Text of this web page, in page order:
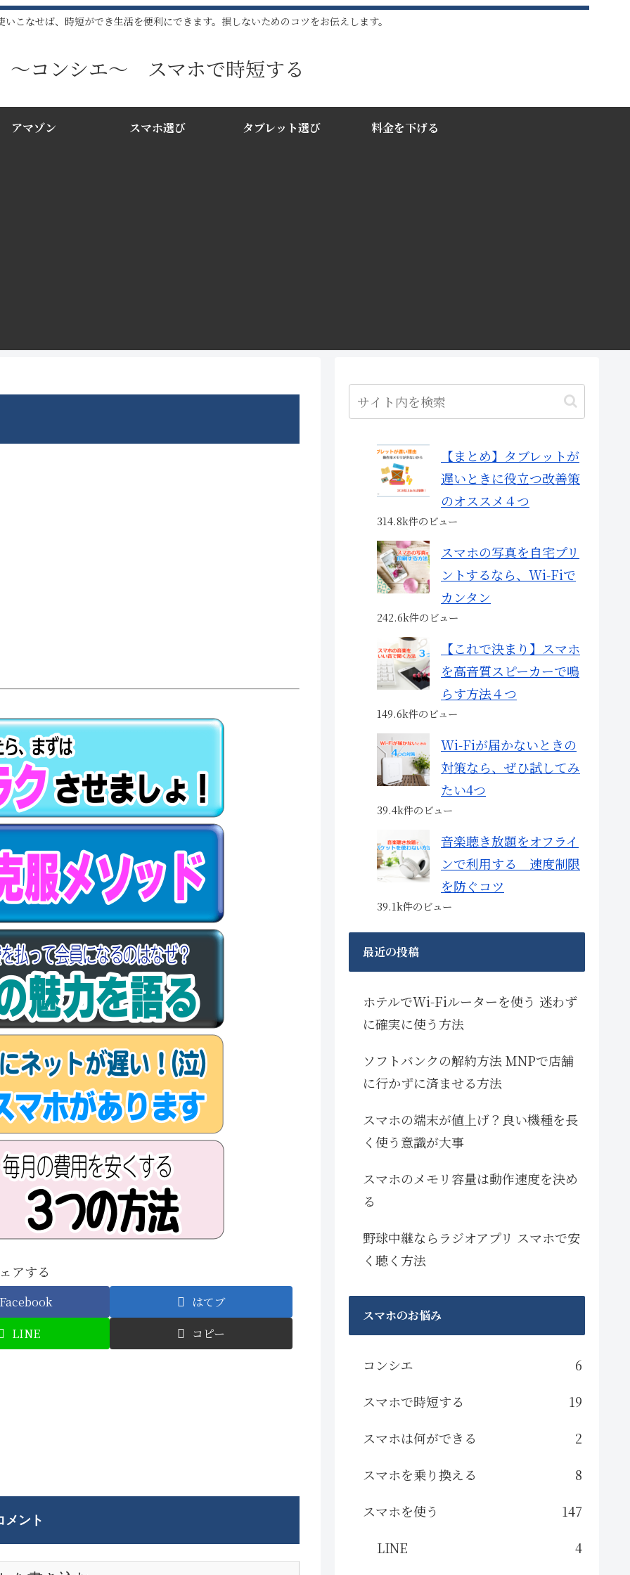
いこなせば、時短ができ生活を便利にできます。損しないためのコツをお伝えします。
〜コンシエ〜 スマホで時短する
アマゾン スマホ選び タブレット選び 料金を下げる
アする
Facebook
はてブ
LINE
コピー
メント
【まとめ】タブレットが
遅いときに役立つ改善策
のオススメ４つ
314.8k件のビュー
スマホの写真を自宅プリ
ントするなら、Wi-Fiで
カンタン
242.6k件のビュー
【これで決まり】スマホ
を高音質スピーカーで鳴
らす方法４つ
149.6k件のビュー
Wi-Fiが届かないときの
対策なら、ぜひ試してみ
たい4つ
39.4k件のビュー
音楽聴き放題をオフライ
ンで利用する 速度制限
を防ぐコツ
39.1k件のビュー
最近の投稿
ホテルでWi-Fiルーターを使う 迷わず
に確実に使う方法
ソフトバンクの解約方法 MNPで店舗
に行かずに済ませる方法
スマホの端末が値上げ？良い機種を長
く使う意識が大事
スマホのメモリ容量は動作速度を決め
る
野球中継ならラジオアプリ スマホで安
く聴く方法
スマホのお悩み
コンシエ
6
スマホで時短する
19
スマホは何ができる
2
スマホを乗り換える
8
スマホを使う
147
LINE
4